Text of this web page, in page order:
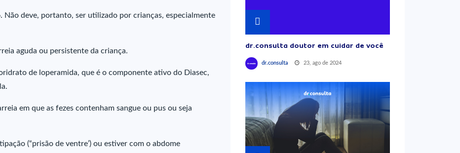
Não deve, portanto, ser utilizado por crianças, especialmente
aguda ou persistente da criança.
de loperamida, que é o componente ativo do Diasec,
em que as fezes contenham sangue ou pus ou seja
(“prisão de ventre’) ou estiver com o abdome
dr.consulta doutor em cuidar de você
dr.consulta 23, ago de 2024